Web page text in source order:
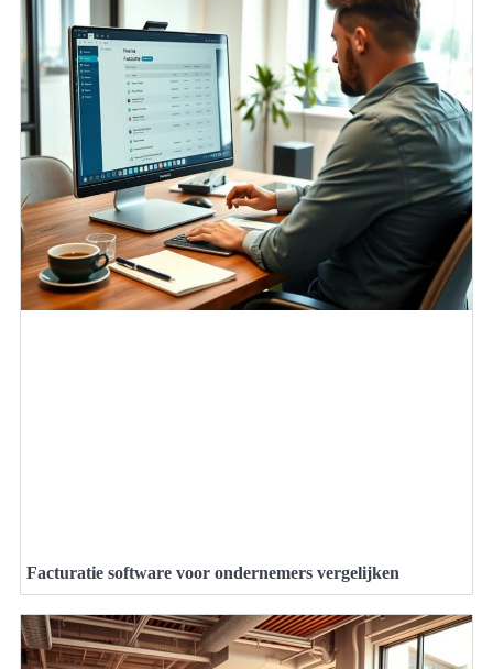
Facturatie software voor ondernemers vergelijken